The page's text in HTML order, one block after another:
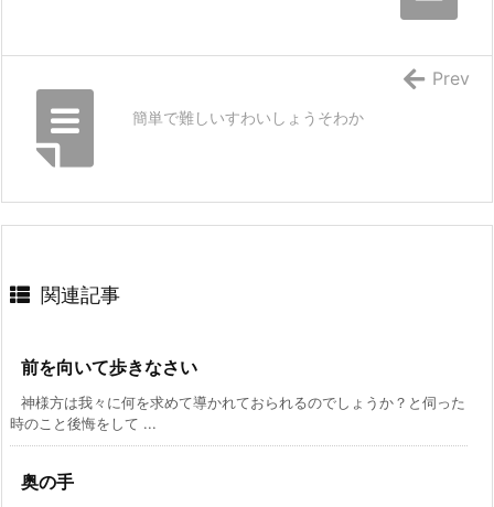
簡単で難しいすわいしょうそわか
Prev
関連記事
前を向いて歩きなさい
神様方は我々に何を求めて導かれておられるのでしょうか？と伺った
時のこと後悔をして ...
奥の手